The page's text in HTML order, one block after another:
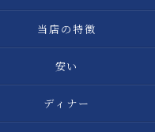
当店の特徴
安い
ディナー